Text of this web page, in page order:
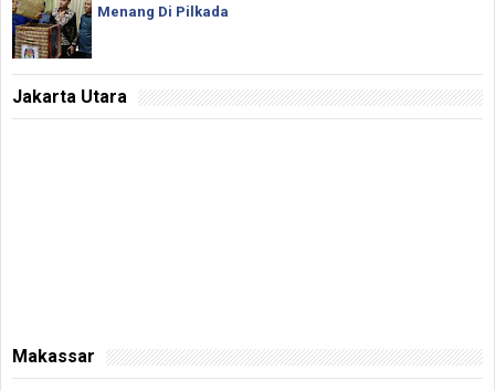
Menang Di Pilkada
Jakarta Utara
Makassar